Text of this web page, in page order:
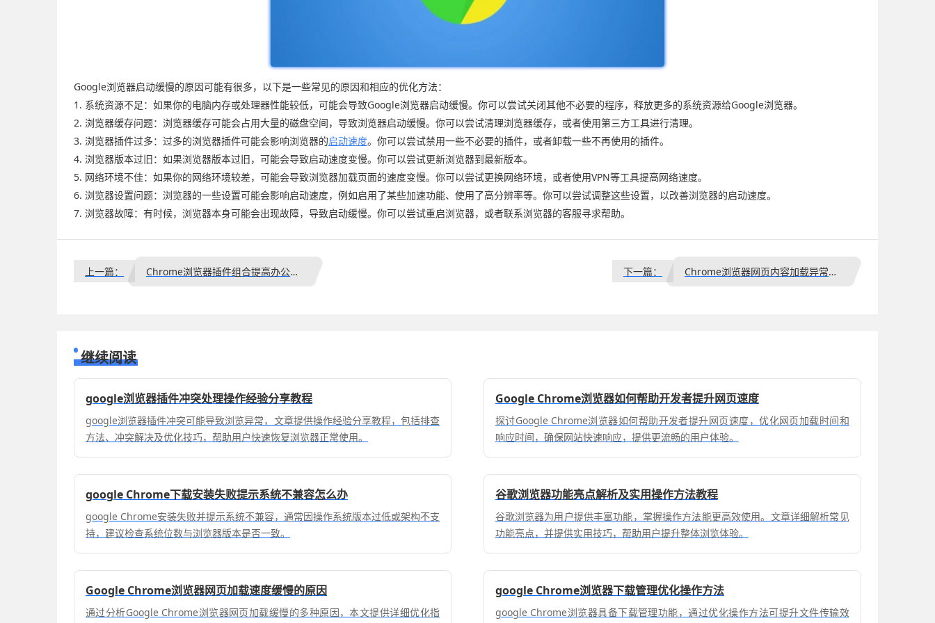
Google浏览器启动缓慢的原因可能有很多，以下是一些常见的原因和相应的优化方法：
1. 系统资源不足：如果你的电脑内存或处理器性能较低，可能会导致Google浏览器启动缓慢。你可以尝试关闭其他不必要的程序，释放更多的系统资源给Google浏览器。
2. 浏览器缓存问题：浏览器缓存可能会占用大量的磁盘空间，导致浏览器启动缓慢。你可以尝试清理浏览器缓存，或者使用第三方工具进行清理。
3. 浏览器插件过多：过多的浏览器插件可能会影响浏览器的启动速度。你可以尝试禁用一些不必要的插件，或者卸载一些不再使用的插件。
4. 浏览器版本过旧：如果浏览器版本过旧，可能会导致启动速度变慢。你可以尝试更新浏览器到最新版本。
5. 网络环境不佳：如果你的网络环境较差，可能会导致浏览器加载页面的速度变慢。你可以尝试更换网络环境，或者使用VPN等工具提高网络速度。
6. 浏览器设置问题：浏览器的一些设置可能会影响启动速度，例如启用了某些加速功能、使用了高分辨率等。你可以尝试调整这些设置，以改善浏览器的启动速度。
7. 浏览器故障：有时候，浏览器本身可能会出现故障，导致启动缓慢。你可以尝试重启浏览器，或者联系浏览器的客服寻求帮助。
上一篇： Chrome浏览器插件组合提高办公效率操作方法分享 下一篇： Chrome浏览器网页内容加载异常排查与快速修复
继续阅读
google浏览器插件冲突处理操作经验分享教程
google浏览器插件冲突可能导致浏览异常，文章提供操作经验分享教程，包括排查
方法、冲突解决及优化技巧，帮助用户快速恢复浏览器正常使用。
Google Chrome浏览器如何帮助开发者提升网页速度
探讨Google Chrome浏览器如何帮助开发者提升网页速度，优化网页加载时间和
响应时间，确保网站快速响应，提供更流畅的用户体验。
google Chrome下载安装失败提示系统不兼容怎么办
google Chrome安装失败并提示系统不兼容，通常因操作系统版本过低或架构不支
持，建议检查系统位数与浏览器版本是否一致。
谷歌浏览器功能亮点解析及实用操作方法教程
谷歌浏览器为用户提供丰富功能，掌握操作方法能更高效使用。文章详细解析常见
功能亮点，并提供实用技巧，帮助用户提升整体浏览体验。
Google Chrome浏览器网页加载速度缓慢的原因
通过分析Google Chrome浏览器网页加载缓慢的多种原因，本文提供详细优化指
google Chrome浏览器下载管理优化操作方法
google Chrome浏览器具备下载管理功能，通过优化操作方法可提升文件传输效